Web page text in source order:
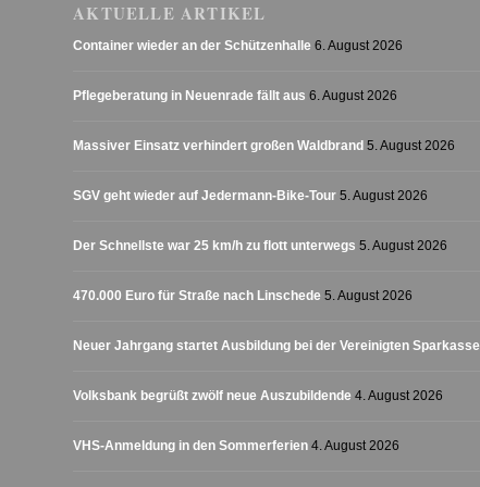
AKTUELLE ARTIKEL
Container wieder an der Schützenhalle 6. August 2026
Pflegeberatung in Neuenrade fällt aus 6. August 2026
Massiver Einsatz verhindert großen Waldbrand 5. August 2026
SGV geht wieder auf Jedermann-Bike-Tour 5. August 2026
Der Schnellste war 25 km/h zu flott unterwegs 5. August 2026
470.000 Euro für Straße nach Linschede 5. August 2026
Neuer Jahrgang startet Ausbildung bei der Vereinigten Sparkasse
Volksbank begrüßt zwölf neue Auszubildende 4. August 2026
VHS-Anmeldung in den Sommerferien 4. August 2026